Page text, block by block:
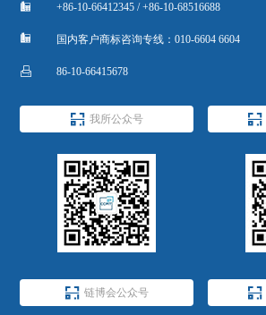
 +86-10-66412345 / +86-10-68516688
 国内客户商标咨询专线：010-6604 6604
 86-10-66415678
 我所公众号 
 链博会公众号 